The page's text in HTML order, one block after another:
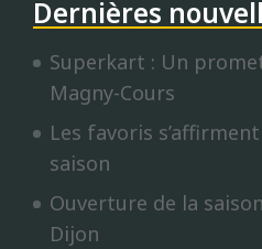
Dernières
Superkart : Un
Magny-Cours
Les favoris
saison
Ouverture de la
Dijon